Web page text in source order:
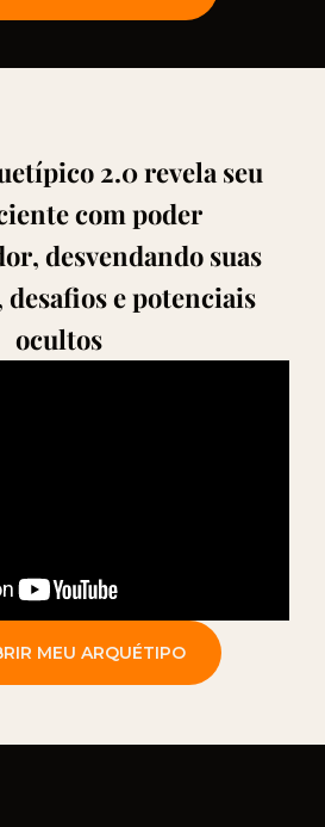
2.0revela seu
com poder
, desvendando suas
e potenciais
ocultos
MEU ARQUÉTIPO